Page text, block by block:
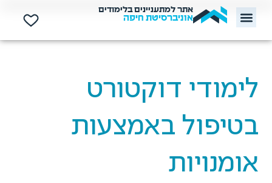
אתר למתעניינים בלימודים
אוניברסיטת חיפה
לימודי דוקטורט
בטיפול באמצעות
אומנויות